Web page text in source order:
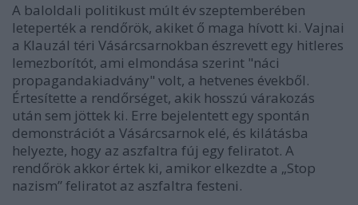
A baloldali politikust múlt év szeptemberében
leteperték a rendőrök, akiket ő maga hívott ki. Vajnai
a Klauzál téri Vásárcsarnokban észrevett egy hitleres
lemezborítót, ami elmondása szerint "náci
propagandakiadvány" volt, a hetvenes évekből.
Értesítette a rendőrséget, akik hosszú várakozás
után sem jöttek ki. Erre bejelentett egy spontán
demonstrációt a Vásárcsarnok elé, és kilátásba
helyezte, hogy az aszfaltra fúj egy feliratot. A
rendőrök akkor értek ki, amikor elkezdte a „Stop
nazism” feliratot az aszfaltra festeni.